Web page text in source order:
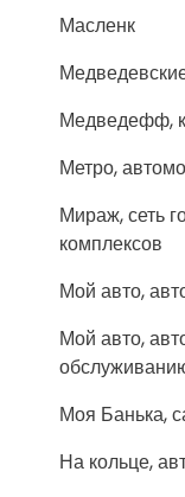
Масленк
Медведефф,
Метро,
Мираж, сеть
комплексов
Мой авто,
Мой авто,
Моя Банька,
На кольце,